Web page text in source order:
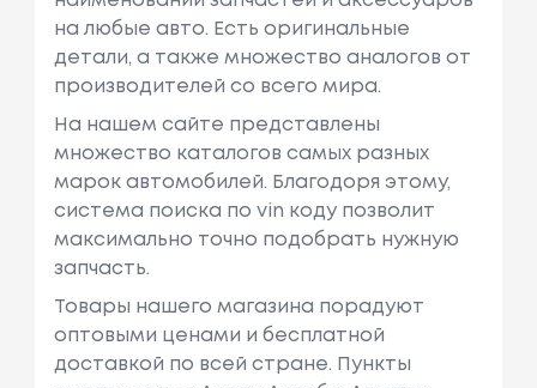
на любые авто. Есть оригинальные
детали, а также множество аналогов от
производителей со всего мира.
На нашем сайте представлены
множество каталогов самых разных
марок автомобилей. Благодоря этому,
система поиска по vin коду позволит
максимально точно подобрать нужную
запчасть.
Товары нашего магазина порадуют
оптовыми ценами и бесплатной
доставкой по всей стране. Пункты